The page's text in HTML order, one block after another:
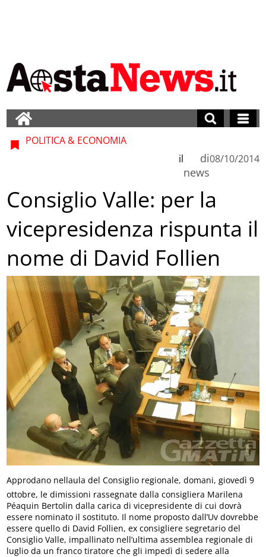
POLITICA & ECONOMIA
di
news
il 08/10/2014
Consiglio Valle: per la
vicepresidenza rispunta il
nome di David Follien
Approdano nellaula del Consiglio regionale, domani, giovedì 9
ottobre, le dimissioni rassegnate dalla consigliera Marilena
Péaquin Bertolin dalla carica di vicepresidente di cui dovrà
essere nominato il sostituto. Il nome proposto dall’Uv dovrebbe
essere quello di David Follien, ex consigliere segretario del
Consiglio Valle, impallinato nell’ultima assemblea regionale di
luglio da un franco tiratore che gli impedì di sedere alla